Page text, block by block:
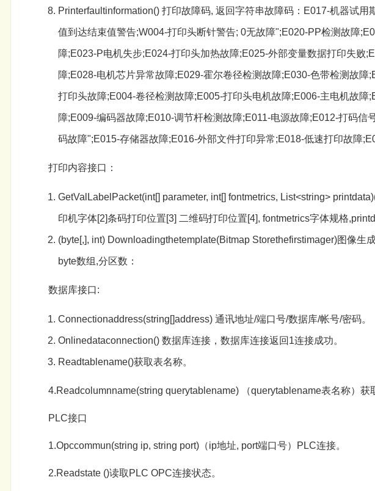
Printerfaultinformation() 打印故障码, 返回字符串故障码：E017-机器试用
值到达结束值警告;W004-打印头断针警告; 0无故障";E020-PP检测故障
障;E023-P电机失步;E024-打印头加热故障;E025-外部变量数据打印失败
障;E028-电机芯片异常故障;E029-霍尔卷径检测故障;E030-色带检测故障
打印头故障;E004-卷径检测故障;E005-打印头电机故障;E006-主电机故障
障;E009-编码器故障;E010-调节杆检测故障;E011-电源故障;E012-打码信
码故障";E015-存储器故障;E016-外部文件打印异常;E018-低速打印故障
打印内容接口：
GetValLabelPacket(int[] parameter, int[] fontmetrics, List<string>
印机字体[2]条码打印位置[3] 二维码打印位置[4], fontmetrics字体规格
(byte[,], int) Downloadingthetemplate(Bitmap Storethefirstimager)图像生
byte数组,分区数：
数据库接口:
Connectionaddress(string[]address) 通讯地址/端口号/数据库/帐号/密码。
Onlinedataconnection() 数据库连接，数据库连接返回1连接成功。
Readtablename()获取表名称。
4.Readcolumnname(string querytablename) （querytablename表名称）获
PLC接口
1.Opccommun(string ip, string port)（ip地址, port端口号）PLC连接。
2.Readstate ()读取PLC OPC连接状态。